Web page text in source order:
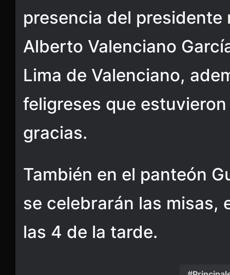
presencia del presidente
Alberto Valenciano
Lima de Valenciano,
feligreses que
gracias.
También en el panteón
se celebrarán las misas,
las 4 de la tarde.